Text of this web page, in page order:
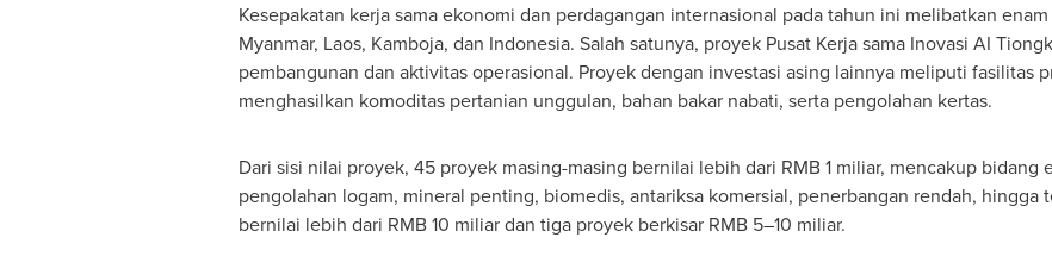
Kesepakatan kerja sama ekonomi dan perdagangan internasional pada tahun ini melibatkan enam
Myanmar, Laos, Kamboja, dan Indonesia. Salah satunya, proyek Pusat Kerja sama Inovasi AI
pembangunan dan aktivitas operasional. Proyek dengan investasi asing lainnya meliputi fasilitas
menghasilkan komoditas pertanian unggulan, bahan bakar nabati, serta pengolahan kertas.
Dari sisi nilai proyek, 45 proyek masing-masing bernilai lebih dari RMB 1miliar, mencakup bidang
pengolahan logam, mineral penting, biomedis, antariksa komersial, penerbangan rendah, hingga
bernilai lebih dari RMB 10 miliar dan tiga proyek berkisar RMB 5–10 miliar.